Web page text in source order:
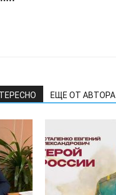
ЕЩЕ ОТ АВТОРА